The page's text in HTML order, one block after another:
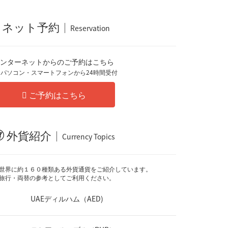
ネット予約 Reservation
ターネットからのご予約はこちら
ソコン・スマートフォンから24時間受付
ご予約はこちら
外貨紹介 Currency Topics
界に約１６０種類ある外貨通貨をご紹介しています。
行・両替の参考としてご利用ください。
UAEディルハム（AED)